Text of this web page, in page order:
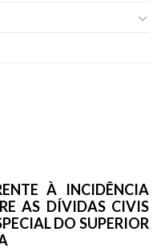
À INCIDÊNCIA
AS DÍVIDAS CIVIS
DO SUPERIOR